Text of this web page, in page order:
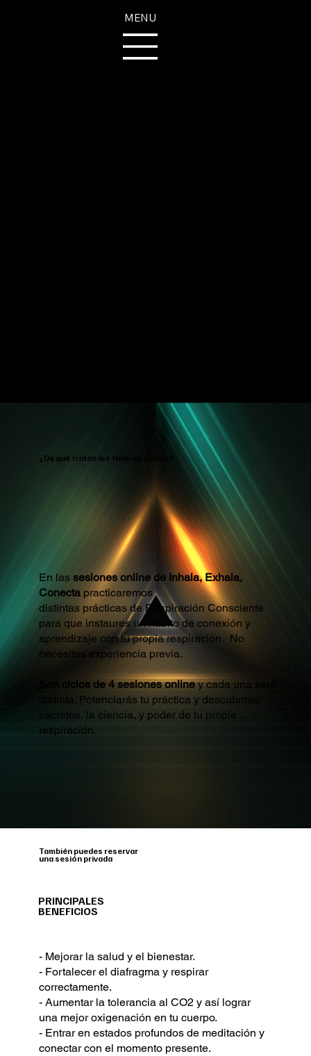
MENU
¿De qué tratan los talleres online?
En lassesiones online de Inhala, Exhala,
Conecta practicaremos
distintas prácticas de Respiración Consciente
para que instaures un hábito de conexión y
aprendizaje con tu propia respiración. No
necesitas experiencia previa.
Son ciclos de 4 sesiones onliney cada una será
distinta. Potenciarás tu práctica y descubrirás
secretos, la ciencia, y poder de tu propia
respiración.
PRINCIPALES
BENEFICIOS
También puedes reservar
una sesión privada
- Mejorar la salud y el bienestar.
- Fortalecer el diafragma y respirar
correctamente.
- Aumentar la tolerancia al CO2 y así lograr
una mejor oxigenación en tu cuerpo.
- Entrar en estados profundos de meditación y
conectar con el momento presente.